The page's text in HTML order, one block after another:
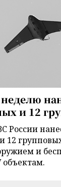
и 12
России
12
и
объектам.